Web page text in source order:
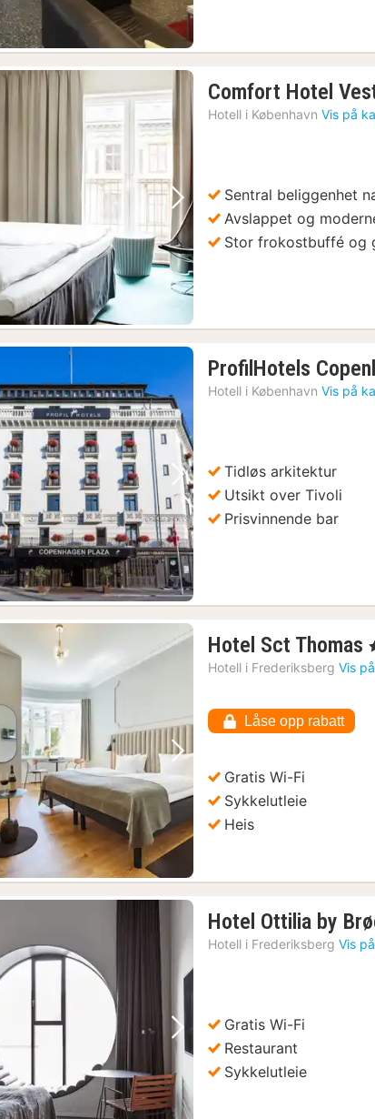
bilde Neste bilde
Comfort Hotel
Hotell i København Vis på
Sentral beliggenhet
Avslappet og
Stor frokostbuffé og
bilde Neste bilde
ProfilHotels
Hotell i København Vis på
Tidløs arkitektur
Utsikt over Tivoli
Prisvinnende bar
bilde Neste bilde
Hotel Sct Thomas ,
Hotell i Frederiksberg Vis
Låse opp rabatt
Gratis Wi-Fi
Sykkelutleie
Heis
bilde Neste bilde
Hotel Ottilia by
Hotell i Frederiksberg Vis
Gratis Wi-Fi
Restaurant
Sykkelutleie